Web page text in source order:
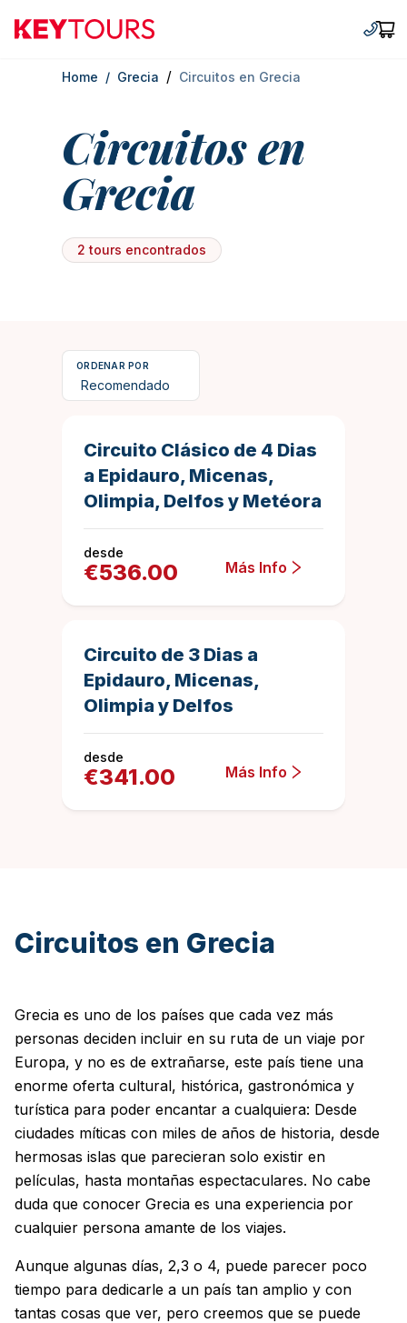
Keytours +30
Home / Grecia / Circuitos en Grecia
Circuitos en
Grecia
2 tours encontrados
ORDENAR POR
Duration
4 dias
Circuito Clásico de 4 Dias
a Epidauro, Micenas,
Olimpia, Delfos y Metéora
desde
€536.00 Más Info
Duration
Circuito de 3 Dias a
Epidauro, Micenas,
Olimpia y Delfos
desde
€341.00 Más Info
Circuitos en Grecia
Grecia es uno de los países que cada vez más
personas deciden incluir en su ruta de un viaje por
Europa, y no es de extrañarse, este país tiene una
enorme oferta cultural, histórica, gastronómica y
turística para poder encantar a cualquiera: Desde
ciudades míticas con miles de años de historia, desde
hermosas islas que parecieran solo existir en
películas, hasta montañas espectaculares. No cabe
duda que conocer Grecia es una experiencia por
cualquier persona amante de los viajes.
Aunque algunas días, 2,3 o 4, puede parecer poco
tiempo para dedicarle a un país tan amplio y con
tantas cosas que ver, pero creemos que se puede